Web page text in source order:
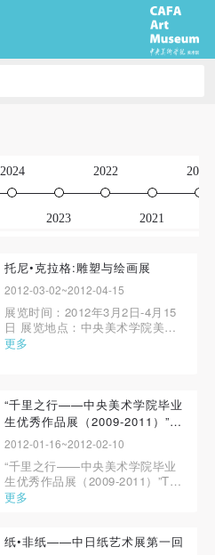
2024
2023
2022
2021
2020
托尼•克拉格:雕塑与绘画展
2012-03-02~2012-04-15
展览时间：2012年3月2日-4月15
日 展览地点：中央美术学院美术
馆3F及户外 主办：中央美术学院
司 中央美术学院美术馆、英国大
使馆文化和教育处、托尼·克拉格
将携手于2012...
更多
“千里之行——中央美术学院毕业
生优秀作品展（2009-2011）”在
英国
2012-01-16~2012-02-10
“千里之行——中央美术学院毕业
生优秀作品展（2009-2011）”The
Start of a Long Journey: The
from China Central Academy of
更多
纸•非纸——中日纸艺术展第一回